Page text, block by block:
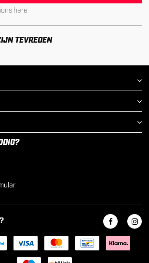
here
TEVREDEN